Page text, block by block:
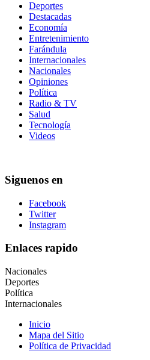
Deportes
Destacadas
Economía
Entretenimiento
Farándula
Internacionales
Nacionales
Opiniones
Política
Radio & TV
Salud
Tecnología
Videos
Siguenos en
Facebook
Twitter
Instagram
Enlaces rapido
Nacionales
Deportes
Política
Internacionales
Inicio
Mapa del Sitio
Política de Privacidad